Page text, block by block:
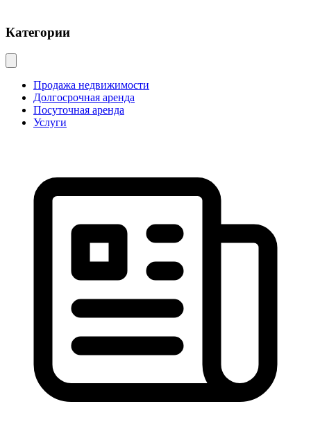
Категории
Продажа недвижимости
Долгосрочная аренда
Посуточная аренда
Услуги